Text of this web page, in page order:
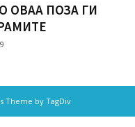
ОВАА ПОЗА ГИ
Theme by TagDiv